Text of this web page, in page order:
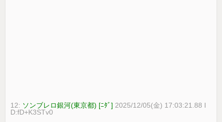
12: ソンブレロ銀河(東京都) [ﾆﾀﾞ] 2025/12/05(金) 17:03:21.88 I
D:fD+K3STv0